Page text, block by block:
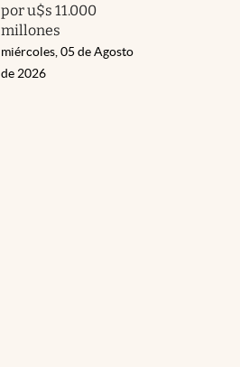
por u$s 11.000
millones
miércoles, 05 de Agosto
de 2026